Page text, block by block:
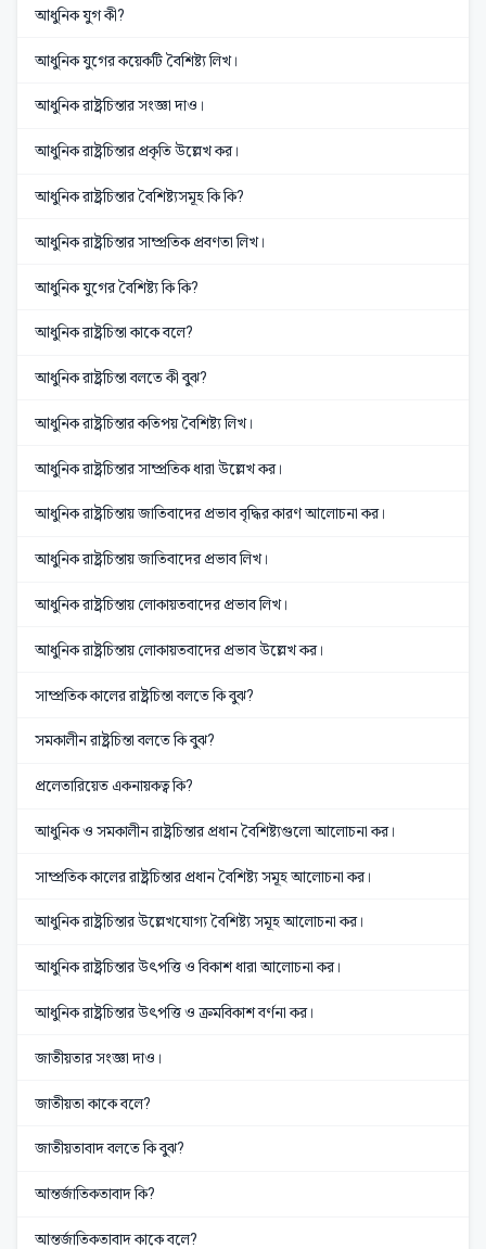
আধুনিক যুগ কী?
আধুনিক যুগের কয়েকটি বৈশিষ্ট্য লিখ।
আধুনিক রাষ্ট্রচিন্তার সংজ্ঞা দাও।
আধুনিক রাষ্ট্রচিন্তার প্রকৃতি উল্লেখ কর।
আধুনিক রাষ্ট্রচিন্তার বৈশিষ্ট্যসমূহ কি কি?
আধুনিক রাষ্ট্রচিন্তার সাম্প্রতিক প্রবণতা লিখ।
আধুনিক যুগের বৈশিষ্ট্য কি কি?
আধুনিক রাষ্ট্রচিন্তা কাকে বলে?
আধুনিক রাষ্ট্রচিন্তা বলতে কী বুঝ?
আধুনিক রাষ্ট্রচিন্তার কতিপয় বৈশিষ্ট্য লিখ।
আধুনিক রাষ্ট্রচিন্তার সাম্প্রতিক ধারা উল্লেখ কর।
আধুনিক রাষ্ট্রচিন্তায় জাতিবাদের প্রভাব বৃদ্ধির কারণ আলোচনা কর।
আধুনিক রাষ্ট্রচিন্তায় জাতিবাদের প্রভাব লিখ।
আধুনিক রাষ্ট্রচিন্তায় লোকায়তবাদের প্রভাব লিখ।
আধুনিক রাষ্ট্রচিন্তায় লোকায়তবাদের প্রভাব উল্লেখ কর।
সাম্প্রতিক কালের রাষ্ট্রচিন্তা বলতে কি বুঝ?
সমকালীন রাষ্ট্রচিন্তা বলতে কি বুঝ?
প্রলেতারিয়েত একনায়কত্ব কি?
আধুনিক ও সমকালীন রাষ্ট্রচিন্তার প্রধান বৈশিষ্ট্যগুলো আলোচনা কর।
সাম্প্রতিক কালের রাষ্ট্রচিন্তার প্রধান বৈশিষ্ট্য সমূহ আলোচনা কর।
আধুনিক রাষ্ট্রচিন্তার উল্লেখযোগ্য বৈশিষ্ট্য সমূহ আলোচনা কর।
আধুনিক রাষ্ট্রচিন্তার উৎপত্তি ও বিকাশ ধারা আলোচনা কর।
আধুনিক রাষ্ট্রচিন্তার উৎপত্তি ও ক্রমবিকাশ বর্ণনা কর।
জাতীয়তার সংজ্ঞা দাও।
জাতীয়তা কাকে বলে?
জাতীয়তাবাদ বলতে কি বুঝ?
আন্তর্জাতিকতাবাদ কি?
আন্তর্জাতিকতাবাদ কাকে বলে?